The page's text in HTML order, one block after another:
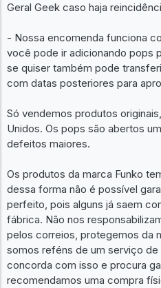
Geral Geek caso haja
- Nossa encomenda funciona
você pode ir adicionando pops
se quiser também pode
com datas posteriores para
Só vendemos produtos
Unidos. Os pops são abertos
defeitos maiores.
Os produtos da marca Funko
dessa forma não é possível
perfeito, pois alguns já saem
fábrica. Não nos
pelos correios, protegemos da
somos reféns de um serviço de
concorda com isso e procura
recomendamos uma compra